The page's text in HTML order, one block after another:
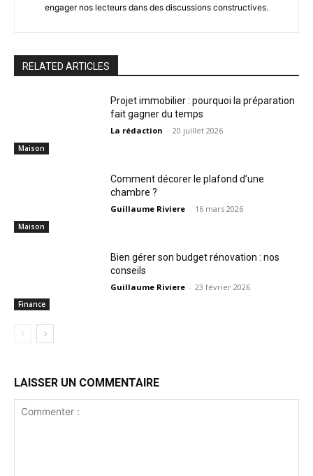
engager nos lecteurs dans des discussions constructives.
RELATED ARTICLES
Maison
Projet immobilier : pourquoi la préparation
fait gagner du temps
La rédaction - 20 juillet 2026
Maison
Comment décorer le plafond d’une
chambre ?
Guillaume Riviere - 16 mars 2026
Finance
Bien gérer son budget rénovation : nos
conseils
Guillaume Riviere - 23 février 2026
LAISSER UN COMMENTAIRE